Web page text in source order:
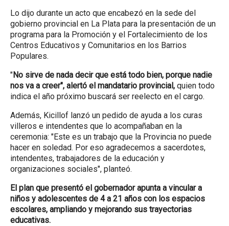
Lo dijo durante un acto que encabezó en la sede del
gobierno provincial en La Plata para la presentación de un
programa para la Promoción y el Fortalecimiento de los
Centros Educativos y Comunitarios en los Barrios
Populares.
"No sirve de nada decir que está todo bien, porque nadie
nos va a creer", alertó el mandatario provincial, quien todo
indica el año próximo buscará ser reelecto en el cargo.
Además, Kicillof lanzó un pedido de ayuda a los curas
villeros e intendentes que lo acompañaban en la
ceremonia: "Este es un trabajo que la Provincia no puede
hacer en soledad. Por eso agradecemos a sacerdotes,
intendentes, trabajadores de la educación y
organizaciones sociales", planteó.
El plan que presentó el gobernador apunta a vincular a
niños y adolescentes de 4 a 21 años con los espacios
escolares, ampliando y mejorando sus trayectorias
educativas.